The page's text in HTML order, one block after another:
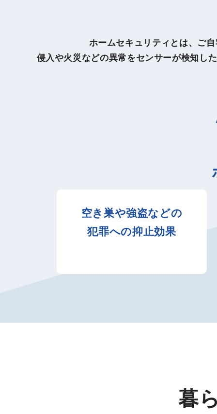
ホームセキュリティとは、ご
侵入や火災などの異常をセンサーが検知し
空き巣や強盗などの
犯罪への抑止効果
暮